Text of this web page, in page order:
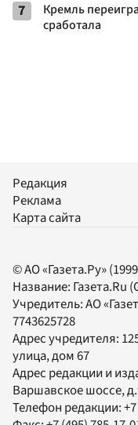
7
Кремль
сработала
Редакция
Реклама
Карта сайта
© АО «Газета.Ру»
Название: Газета.Ru
Учредитель:АО
7743625728
Адрес учредителя:
улица, дом 67
Адрес редакции и
Варшавское шоссе,
Телефон редакции: